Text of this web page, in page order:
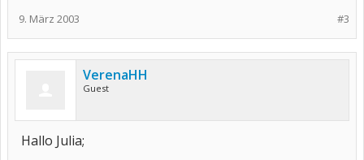
#3
9. März 2003
VerenaHH
Guest
Hallo Julia;